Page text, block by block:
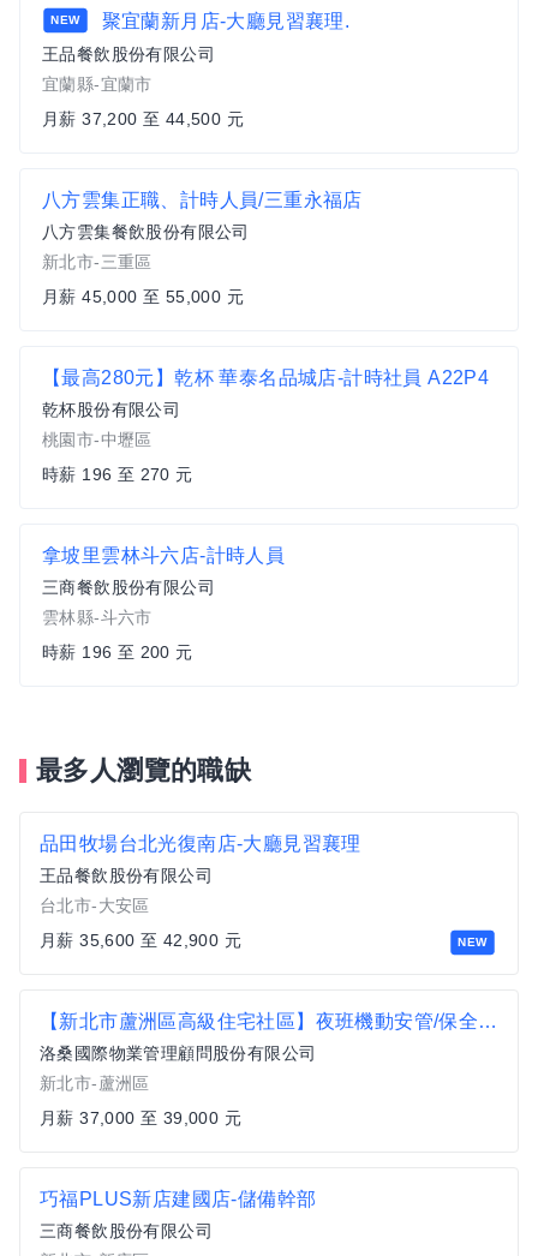
NEW 聚宜蘭新月店-大廳見習襄理.
王品餐飲股份有限公司
宜蘭縣-宜蘭市
月薪 37,200 至 44,500 元
八方雲集正職、計時人員/三重永福店
八方雲集餐飲股份有限公司
新北市-三重區
月薪 45,000 至 55,000 元
【最高280元】乾杯 華泰名品城店-計時社員 A22P4
乾杯股份有限公司
桃園市-中壢區
時薪 196 至 270 元
拿坡里雲林斗六店-計時人員
三商餐飲股份有限公司
雲林縣-斗六市
時薪 196 至 200 元
最多人瀏覽的職缺
NEW
品田牧場台北光復南店-大廳見習襄理
王品餐飲股份有限公司
台北市-大安區
月薪 35,600 至 42,900 元
【新北市蘆洲區高級住宅社區】夜班機動安管/保全人員(著西裝服儀月休10天)
洛桑國際物業管理顧問股份有限公司
新北市-蘆洲區
月薪 37,000 至 39,000 元
巧福PLUS新店建國店-儲備幹部
三商餐飲股份有限公司